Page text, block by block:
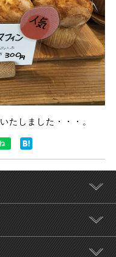
たしました・・・。